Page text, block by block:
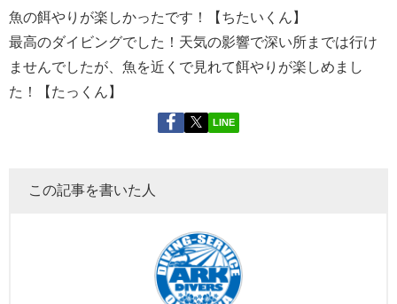
魚の餌やりが楽しかったです！【ちたいくん】
最高のダイビングでした！天気の影響で深い所までは行け
ませんでしたが、魚を近くで見れて餌やりが楽しめまし
た！【たっくん】
LINE
この記事を書いた人